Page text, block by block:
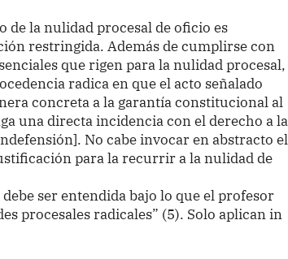
de la nulidad procesal de oficio es
restringida. Además de cumplirse con
que rigen para la nulidad procesal,
radica en que el acto señalado
concreta a la garantía constitucional al
una directa incidencia con el derecho a la
No cabe invocar en abstracto el
para la recurrir a la nulidad de
ser entendida bajo lo que el profesor
procesales radicales” (5). Solo aplican in